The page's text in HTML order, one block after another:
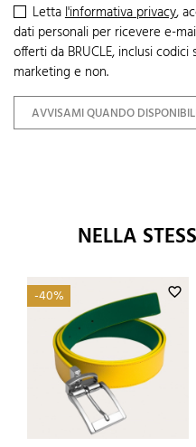
Lettal'informativa privacy,
dati personali per ricevere e-
offerti da BRUCLE, inclusi
marketing e non.
AVVISAMI QUANDO
NELLA
favorite_border
-40%